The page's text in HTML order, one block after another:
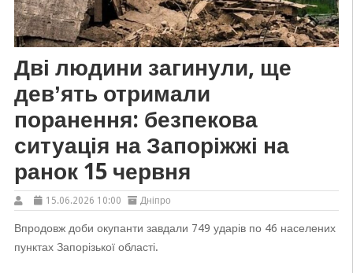
Дві людини загинули, ще
девʼять отримали
поранення: безпекова
ситуація на Запоріжжі на
ранок 15 червня
15.06.2026 10:00 Дніпро
Впродовж доби окупанти завдали 749 ударів по 46 населених
пунктах Запорізької області.